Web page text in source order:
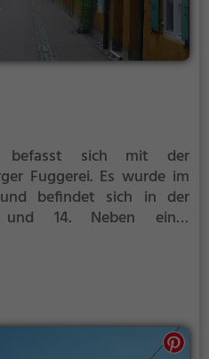
befasst sich mit der
Fuggerei. Es wurde im
befindet sich in der
14. Neben einer
Leben und Wohnen in
frühen 19. Jahrhunderts
ist seit 2008 auch ein